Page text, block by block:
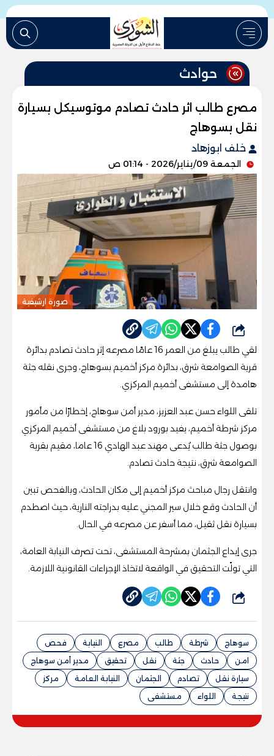
حوادث
مصرع طالب اثر حادث تصادم موتوسيكل بسيارة
نقل بسوهاج
خلف ابوزهاد
الجمعة 09/يناير/2026 - 01:14 ص
صورة ارشيفية
شارك
لقي طالب يبلغ من العمر 16 عامًا مصرعه إثر حادث تصادم بدائرة
قرية الصوامعة شرق، بدائرة مركز أخميم بسوهاج، وجرى نقله جثة
هامدة إلى مستشفى أخميم المركزي.
تلقى اللواء حسن عبد العزيز، مدير أمن سوهاج، إخطارًا من مأمور
مركز شرطة أخميم، يفيد بورود بلاغ من مستشفى أخميم المركزي
بوصول جثة طالب يُدعى مهند عبد الهادي 16 عاما، مقيم بقرية
الصوامعة شرق، نتيجة حادث تصادم.
وانتقل رجال مباحث مركز أخميم إلى مكان الحادث، وبالفحص تبين
أن الحادث وقع خلال سير المجني عليه بدراجته النارية، حيث اصطدم
بسيارة نقل ثقيل، مما أسفر عن مصرعه في الحال.
جرى إيداع الجثمان بمشرحة المستشفى، تحت تصرف النيابة العامة،
التي تولّت التحقيق في الواقعة لاتخاذ الإجراءات القانونية اللازمة.
شارك
سوهاج شرطة طالب مصرع النيابة
فحص
امن
حادث جثة نقل تحقيق
مدير أمن سوهاج
سيارة نقل
تصادم الجثمان النيابة العامة
مركز
نتيجة
اللواء مستشفى